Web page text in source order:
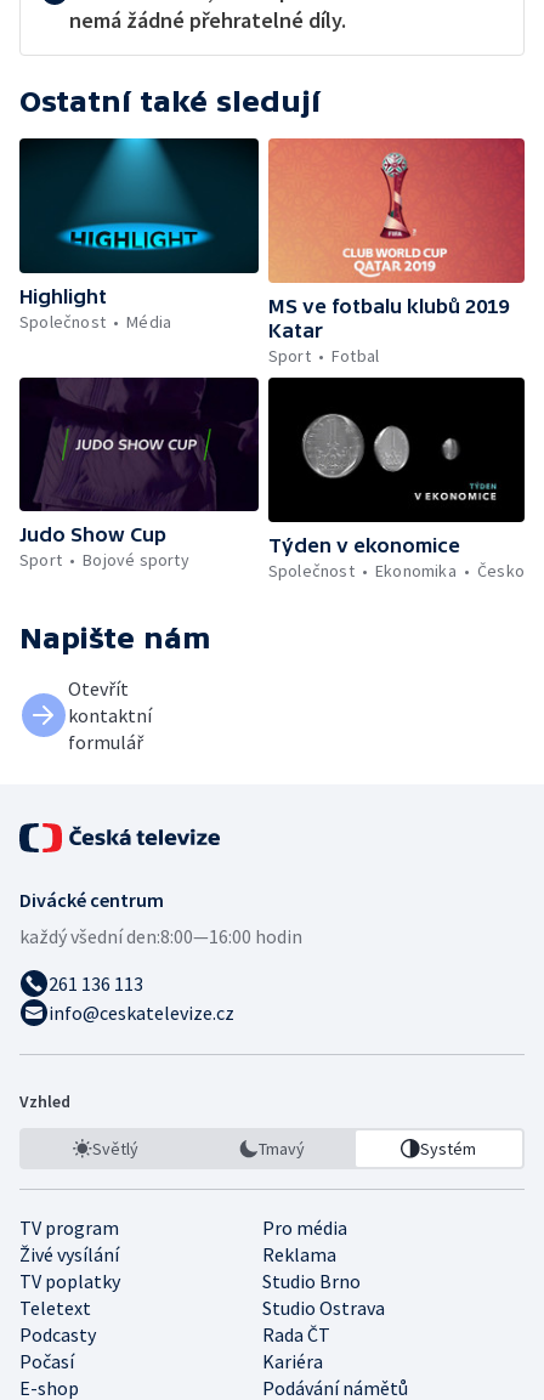
nemá žádné přehratelné díly.
Ostatní také sledují
Highlight
Společnost
Média
MS ve fotbalu klubů 2019
Katar
Sport
Fotbal
Judo Show Cup
Sport
Bojové sporty
Týden v ekonomice
Společnost
Ekonomika Česko
Napište nám
Otevřít
kontaktní
formulář
Divácké centrum
každý všední den:8:00—16:00 hodin
261 136 113
info@ceskatelevize.cz
Vzhled
Světlý Tmavý Systém
TV program
Pro média
Živé vysílání
Reklama
TV poplatky
Studio Brno
Teletext
Studio Ostrava
Podcasty
Rada ČT
Počasí
Kariéra
E-shop
Podávání námětů